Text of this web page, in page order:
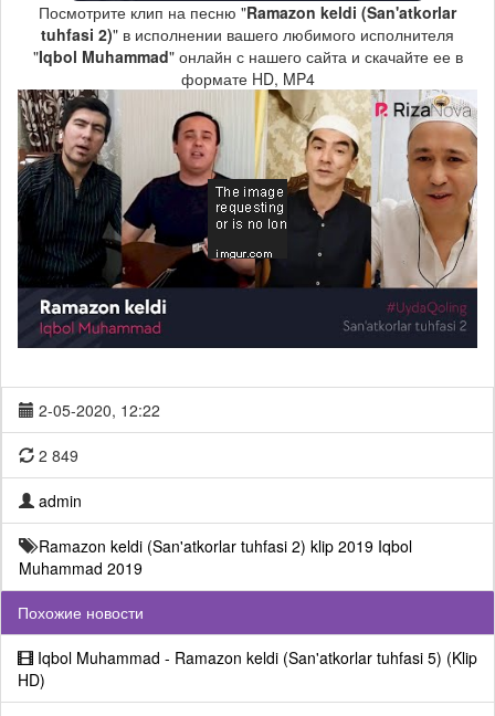
Посмотрите клип на песню "Ramazon keldi (San'atkorlar
tuhfasi 2)" в исполнении вашего любимого исполнителя
"Iqbol Muhammad" онлайн с нашего сайта и скачайте ее в
формате HD, MP4
2-05-2020, 12:22
2 849
admin
Ramazon keldi (San'atkorlar tuhfasi 2) klip 2019 Iqbol
Muhammad 2019
Похожие новости
Iqbol Muhammad - Ramazon keldi (San'atkorlar tuhfasi 5) (Klip
HD)